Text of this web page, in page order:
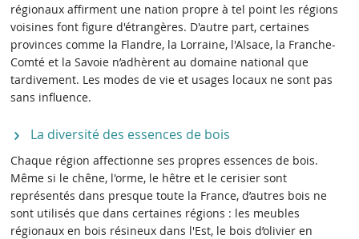
régionaux affirment une nation propre à tel point les régions
voisines font figure d'étrangères. D'autre part, certaines
provinces comme la Flandre, la Lorraine, l'Alsace, la Franche-
Comté et la Savoie n’adhèrent au domaine national que
tardivement. Les modes de vie et usages locaux ne sont pas
sans influence.
La diversité des essences de bois
Chaque région affectionne ses propres essences de bois.
Même si le chêne, l'orme, le hêtre et le cerisier sont
représentés dans presque toute la France, d’autres bois ne
sont utilisés que dans certaines régions : les meubles
régionaux en bois résineux dans l'Est, le bois d’olivier en